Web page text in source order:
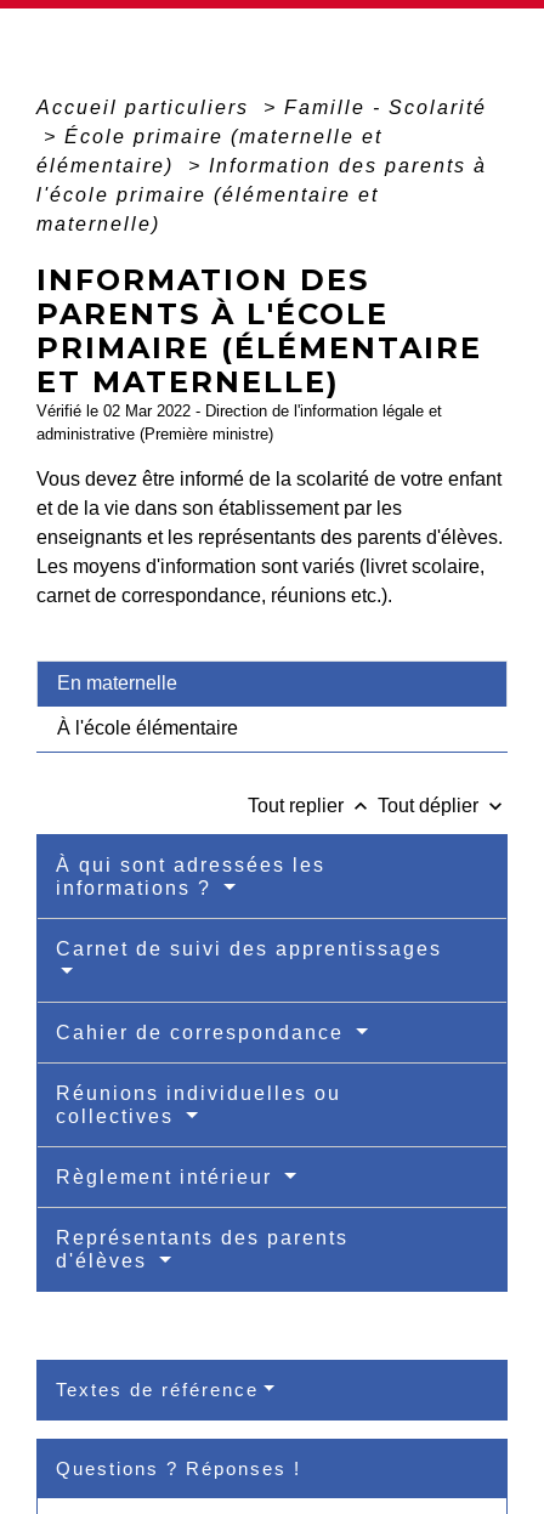
Accueil particuliers > Famille - Scolarité
> École primaire (maternelle et
élémentaire)
> Information des parents à
l'école primaire (élémentaire et
maternelle)
INFORMATION DES
PARENTS À L'ÉCOLE
PRIMAIRE (ÉLÉMENTAIRE
ET MATERNELLE)
Vérifié le 02 Mar 2022 - Direction de l'information légale et
administrative (Première ministre)
Vous devez être informé de la scolarité de votre enfant
et de la vie dans son établissement par les
enseignants et les représentants des parents d'élèves.
Les moyens d'information sont variés (livret scolaire,
carnet de correspondance, réunions etc.).
En maternelle
À l'école élémentaire
Tout replier keyboard_arrow_up Tout déplier keyboard_arrow_down
À qui sont adressées les
informations ?
Carnet de suivi des apprentissages
Cahier de correspondance
Réunions individuelles ou
collectives
Règlement intérieur
Représentants des parents
d'élèves
Textes de référence
Questions ? Réponses !